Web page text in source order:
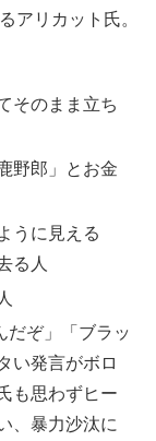
アリカット氏。
そのまま立ち
野郎」とお金
うに見える
る人
だぞ」「ブラッ
い発言がボロ
も思わずヒー
、暴力沙汰に